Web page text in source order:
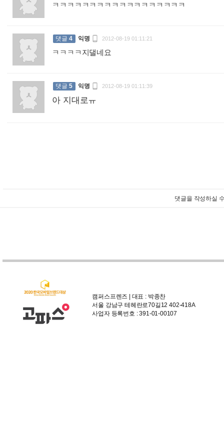
ㅋㅋㅋㅋㅋㅋㅋㅋㅋㅋㅋㅋㅋㅋㅋㅋㅋㅋ
댓글 4 익명  2012-08-19 01:11:21
ㅋㅋㅋㅋ지댈네요
댓글 5 익명  2012-08-19 01:11:39
아 지대로ㅠ
댓글을 작성하실
캠퍼스프렌즈 | 대표 : 박종찬
서울 강남구 테헤란로70길12 402-418A
사업자 등록번호 : 391-01-00107